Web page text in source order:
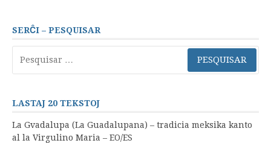
SERĈI – PESQUISAR
por:
LASTAJ 20 TEKSTOJ
La Gvadalupa (La Guadalupana) – tradicia meksika kanto
al la Virgulino Maria – EO/ES